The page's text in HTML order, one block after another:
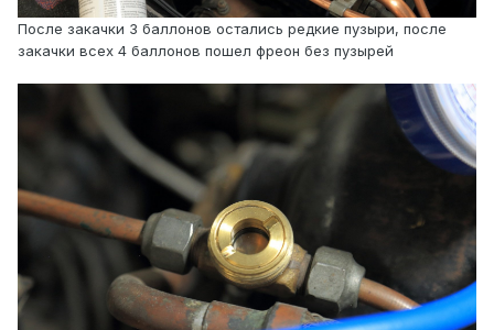
После закачки 3 баллонов остались редкие пузыри, после
закачки всех 4 баллонов пошел фреон без пузырей